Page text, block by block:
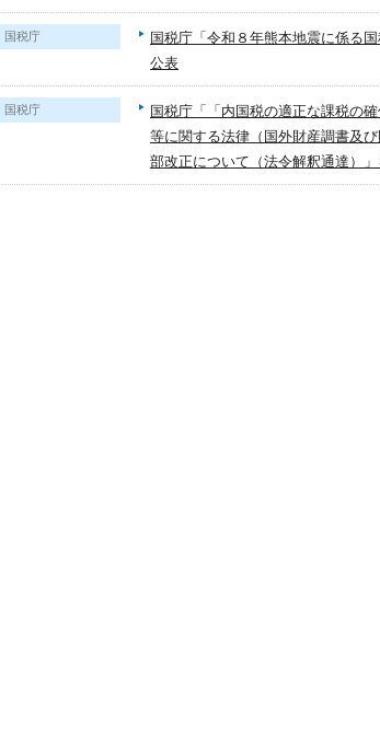
国税庁
国税庁「令和８年熊本地震に係る
公表
国税庁
国税庁「「内国税の適正な課税の
等に関する法律（国外財産調書及
部改正について（法令解釈通達）